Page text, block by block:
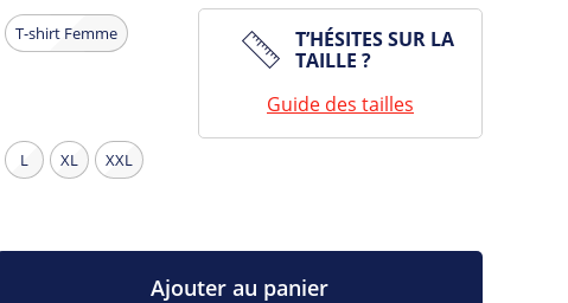
T-shirt Femme
L XL XXL
T’HÉSITES SUR LA
TAILLE ?
Guide des tailles
Ajouter au panier